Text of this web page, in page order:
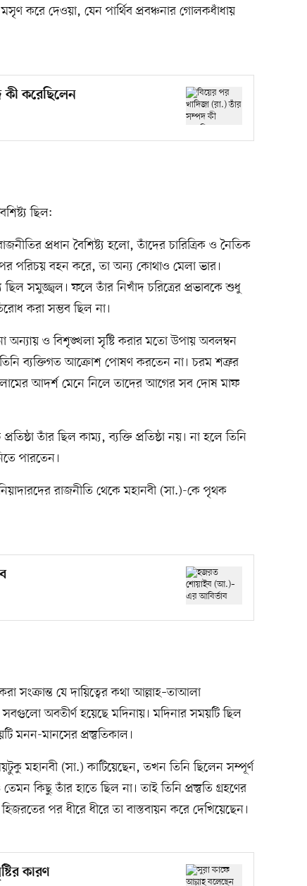
করে দেওয়া, যেন পার্থিব প্রবঞ্চনার গোলকধাঁধায়
কী করেছিলেন
ছিল:
প্রধান বৈশিষ্ট্য হলো, তাঁদের চারিত্রিক ও নৈতিক
পরিচয় বহন করে, তা অন্য কোথাও মেলা ভার।
ছিল সমুজ্জ্বল। ফলে তাঁর নিখাঁদ চরিত্রের প্রভাবকে শুধু
করা সম্ভব ছিল না।
অন্যায় ও বিশৃঙ্খলা সৃষ্টি করার মতো উপায় অবলম্বন
তিনি ব্যক্তিগত আক্রোশ পোষণ করতেন না। চরম শত্রুর
আদর্শ মেনে নিলে তাদের আগের সব দোষ মাফ
তাঁর ছিল কাম্য, ব্যক্তি প্রতিষ্ঠা নয়। না হলে তিনি
পারতেন।
রাজনীতি থেকে মহানবী (সা.)-কে পৃথক
যে দায়িত্বের কথা আল্লাহ–তাআলা
অবতীর্ণ হয়েছে মদিনায়। মদিনার সময়টি ছিল
মনন-মানসের প্রস্তুতিকাল।
মহানবী (সা.) কাটিয়েছেন, তখন তিনি ছিলেন সম্পূর্ণ
কিছু তাঁর হাতে ছিল না। তাই তিনি প্রস্তুতি গ্রহণের
পর ধীরে ধীরে তা বাস্তবায়ন করে দেখিয়েছেন।
কারণ